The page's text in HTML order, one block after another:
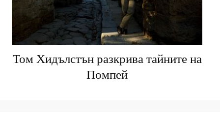
Том Хидълстън разкрива тайните на
Помпей